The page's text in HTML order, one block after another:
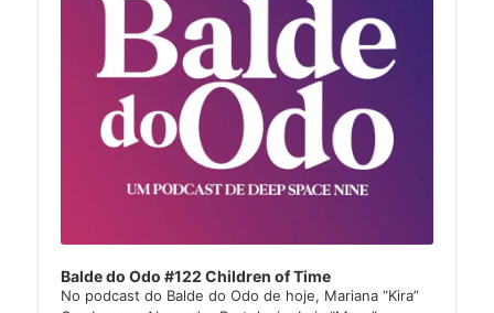
Balde do Odo #122 Children of Time
No podcast do Balde do Odo de hoje, Mariana “Kira”